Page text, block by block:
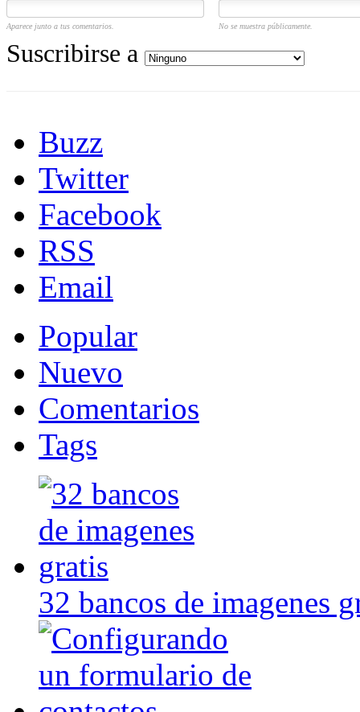
Aparece junto a tus comentarios. No se muestra públicamente.
Suscribirse a
Buzz
Twitter
Facebook
RSS
Email
Popular
Nuevo
Comentarios
Tags
32 bancos de imagenes